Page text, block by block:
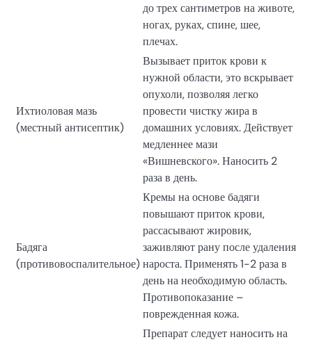
до трех сантиметров на животе,
ногах, руках, спине, шее,
плечах.
Ихтиоловая мазь
(местный антисептик)
Вызывает приток крови к
нужной области, это вскрывает
опухоли, позволяя легко
провести чистку жира в
домашних условиях. Действует
медленнее мази
«Вишневского». Наносить 2
раза в день.
Бадяга
(противовоспалительное)
Кремы на основе бадяги
повышают приток крови,
рассасывают жировик,
заживляют рану после удаления
нароста. Применять 1-2 раза в
день на необходимую область.
Противопоказание –
поврежденная кожа.
Препарат следует наносить на